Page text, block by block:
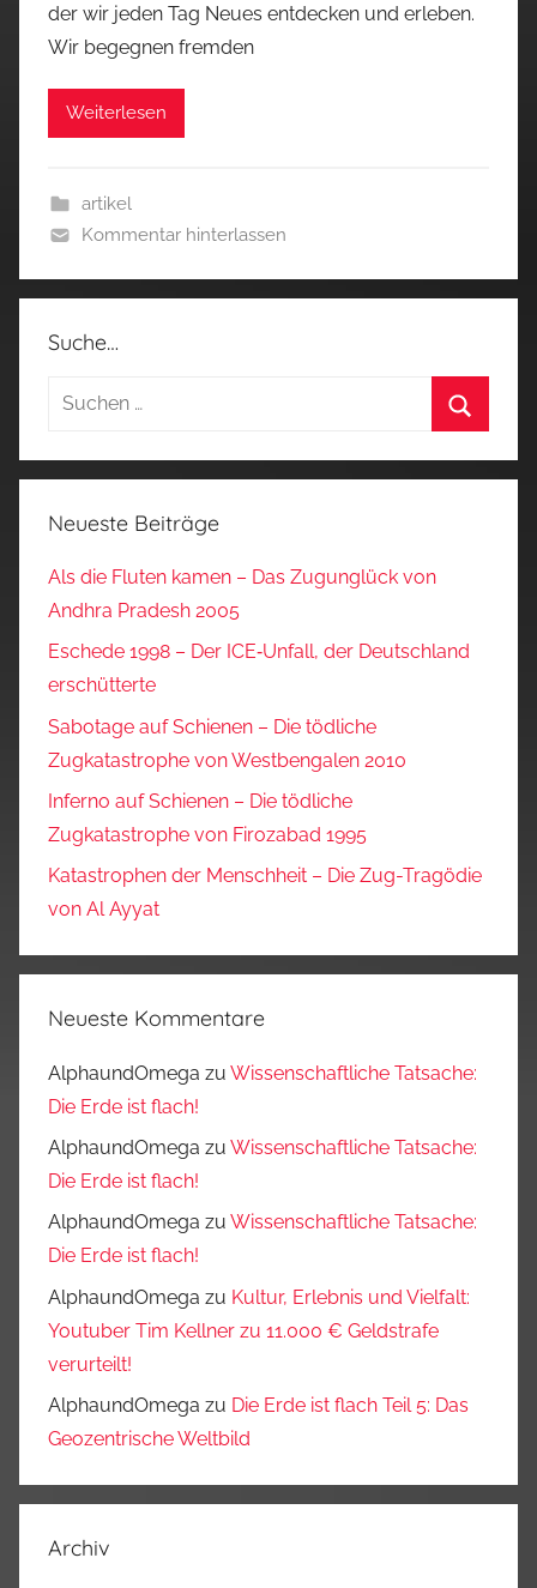
der wir jeden Tag Neues entdecken und erleben.
Wir begegnen fremden
Weiterlesen
artikel
Kommentar hinterlassen
Suche…
Suchen
Neueste Beiträge
Als die Fluten kamen – Das Zugunglück von
Andhra Pradesh 2005
Eschede 1998 – Der ICE‑Unfall, der Deutschland
erschütterte
Sabotage auf Schienen – Die tödliche
Zugkatastrophe von Westbengalen 2010
Inferno auf Schienen – Die tödliche
Zugkatastrophe von Firozabad 1995
Katastrophen der Menschheit – Die Zug-Tragödie
von Al Ayyat
Neueste Kommentare
AlphaundOmega zu Wissenschaftliche Tatsache:
Die Erde ist flach!
AlphaundOmega zu Wissenschaftliche Tatsache:
Die Erde ist flach!
AlphaundOmega zu Wissenschaftliche Tatsache:
Die Erde ist flach!
AlphaundOmega zu Kultur, Erlebnis und Vielfalt:
Youtuber Tim Kellner zu 11.000 € Geldstrafe
verurteilt!
AlphaundOmega zu Die Erde ist flach Teil 5: Das
Geozentrische Weltbild
Archiv